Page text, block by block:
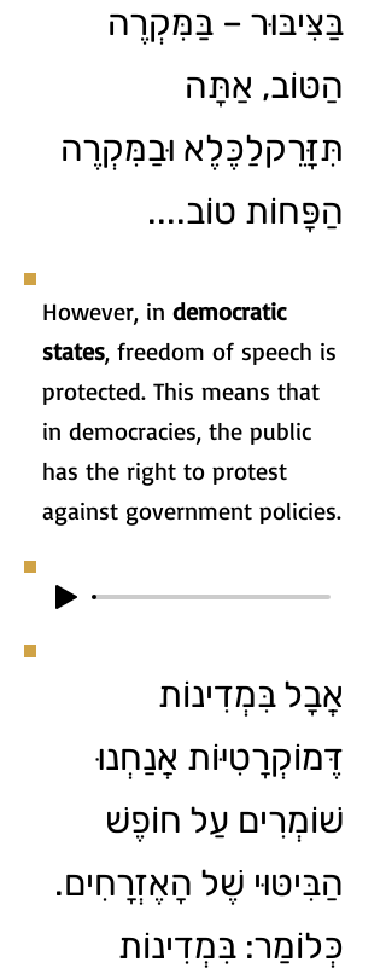
בַּצִּיבּוּר – בַּמִּקְרֶה
הַטּוֹב, אַתָּה
תִּזָּרֵקלַכֶּלֶא וּבַמִּקְרֶה
הַפָּחוֹת טוֹב....
However, in democratic
states, freedom of speech is
protected. This means that
in democracies, the public
has the right to protest
against government policies.
אֲבָל בִּמְדִינוֹת
דֶּמוֹקְרָטִיּוֹת אֲנַחְנוּ
שׁוֹמְרִים עַל חוֹפֶשׁ
הַבִּיטּוּי שֶׁל הָאֶזְרָחִים.
כְּלוֹמַר: בִּמְדִינוֹת